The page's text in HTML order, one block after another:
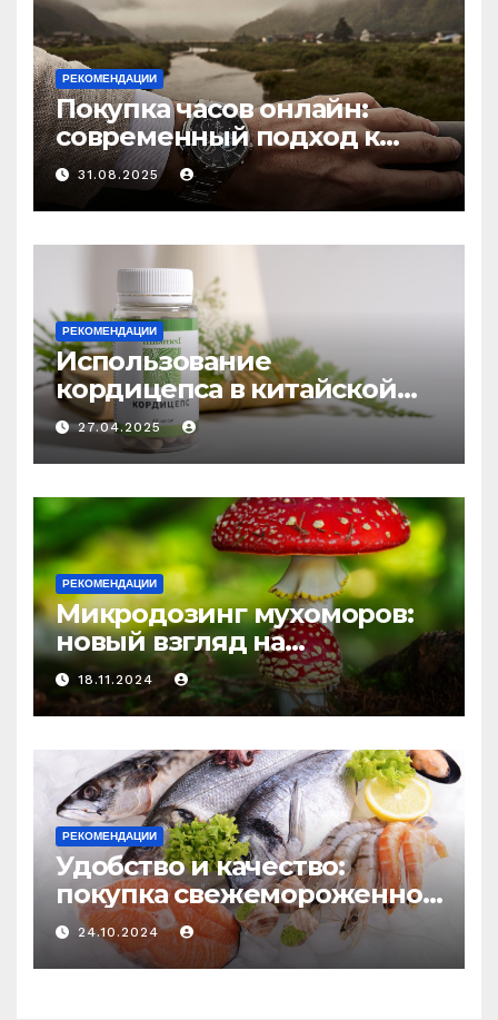
РЕКОМЕНДАЦИИ
Покупка часов онлайн:
современный подход к
выбору аксессуаров
31.08.2025
РЕКОМЕНДАЦИИ
Использование
кордицепса в китайской
медицине: природное
средство против усталости
и истощения
27.04.2025
РЕКОМЕНДАЦИИ
Микродозинг мухоморов:
новый взгляд на
психоделику
18.11.2024
РЕКОМЕНДАЦИИ
Удобство и качество:
покупка свежемороженной
рыбы онлайн
24.10.2024